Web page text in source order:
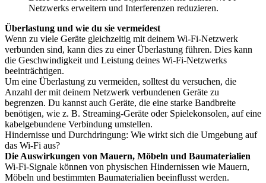
Netzwerks erweitern und Interferenzen reduzieren.
Überlastung und wie du sie vermeidest
Wenn zu viele Geräte gleichzeitig mit deinem Wi-Fi-Netzwerk
verbunden sind, kann dies zu einer Überlastung führen. Dies kann
die Geschwindigkeit und Leistung deines Wi-Fi-Netzwerks
beeinträchtigen.
Um eine Überlastung zu vermeiden, solltest du versuchen, die
Anzahl der mit deinem Netzwerk verbundenen Geräte zu
begrenzen. Du kannst auch Geräte, die eine starke Bandbreite
benötigen, wie z. B. Streaming-Geräte oder Spielekonsolen, auf eine
kabelgebundene Verbindung umstellen.
Hindernisse und Durchdringung: Wie wirkt sich die Umgebung auf
das Wi-Fi aus?
Die Auswirkungen von Mauern, Möbeln und Baumaterialien
Wi-Fi-Signale können von physischen Hindernissen wie Mauern,
Möbeln und bestimmten Baumaterialien beeinflusst werden.